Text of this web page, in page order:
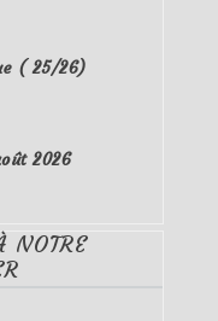
( 25/26)
2026
NOTRE